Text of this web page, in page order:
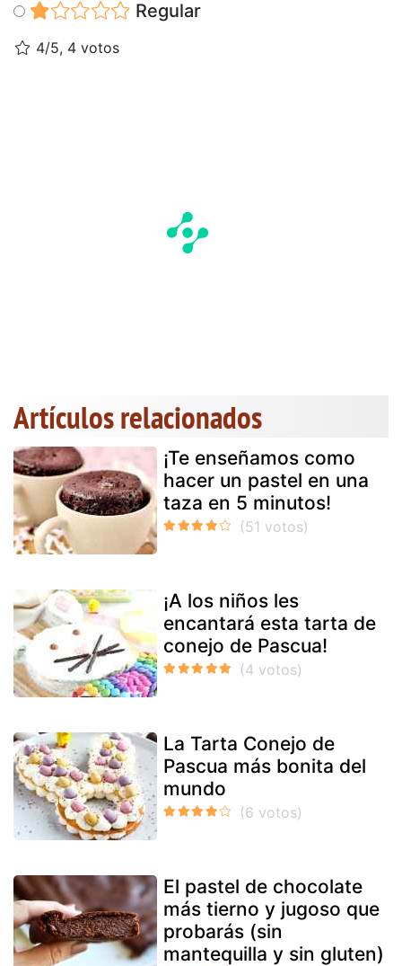
Regular
4/5, 4 votos
Artículos relacionados
¡Te enseñamos como
hacer un pastel en una
taza en 5 minutos!
¡A los niños les
encantará esta tarta de
conejo de Pascua!
La Tarta Conejo de
Pascua más bonita del
mundo
El pastel de chocolate
más tierno y jugoso que
probarás (sin
mantequilla y sin gluten)